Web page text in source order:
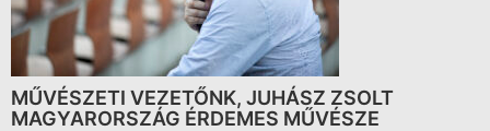
MŰVÉSZETI VEZETŐNK, JUHÁSZ ZSOLT
MAGYARORSZÁG ÉRDEMES MŰVÉSZE